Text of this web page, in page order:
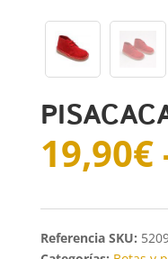
19,90€
SKU: